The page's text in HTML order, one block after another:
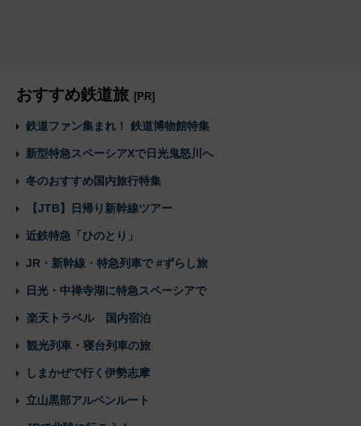
おすすめ鉄道旅 [PR]
鉄道ファン集まれ！ 鉄道博物館特集
新型特急スペーシアXで日光鬼怒川へ
冬のおすすめ国内旅行特集
【JTB】日帰り新幹線ツアー
近鉄特急「ひのとり」
JR・新幹線・特急列車で #ずらし旅
日光・中禅寺湖に特急スペーシアで
楽天トラベル 国内宿泊
観光列車・寝台列車の旅
しまかぜで行く伊勢志摩
立山黒部アルペンルート